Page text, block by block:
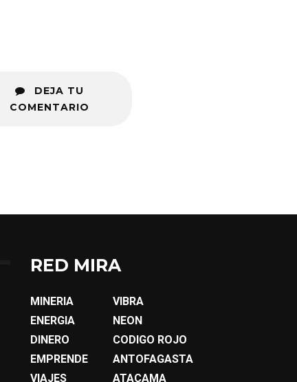
DEJA TU
COMENTARIO
RED MIRA
MINERIA
ENERGIA
DINERO
EMPRENDE
VIAJES
VIBRA
NEON
CODIGO ROJO
ANTOFAGASTA
ATACAMA